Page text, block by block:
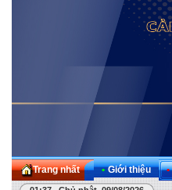
Trang nhất • Giới thiệu •